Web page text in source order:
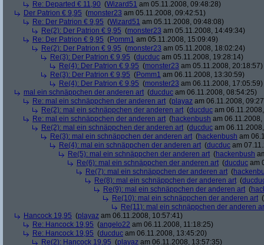
Re: Departed € 11,90 (Wizard51 am 05.11.2008, 09:48:28)
Der Patrion € 9,95 (monster23 am 05.11.2008, 09:42:51)
Re: Der Patrion € 9,95 (Wizard51 am 05.11.2008, 09:48:08)
Re(2): Der Patrion € 9,95 (monster23 am 05.11.2008, 14:49:34)
Re: Der Patrion € 9,95 (Pomm1 am 05.11.2008, 15:09:49)
Re(2): Der Patrion € 9,95 (monster23 am 05.11.2008, 18:02:24)
Re(3): Der Patrion € 9,95 (ducduc am 05.11.2008, 19:28:14)
Re(4): Der Patrion € 9,95 (monster23 am 05.11.2008, 20:18:57)
Re(3): Der Patrion € 9,95 (Pomm1 am 06.11.2008, 13:30:59)
Re(4): Der Patrion € 9,95 (monster23 am 06.11.2008, 17:05:59)
mal ein schnäppchen der anderen art (ducduc am 06.11.2008, 08:54:25)
Re: mal ein schnäppchen der anderen art (playaz am 06.11.2008,
Re(2): mal ein schnäppchen der anderen art (ducduc am
Re: mal ein schnäppchen der anderen art (hackenbush am
Re(2): mal ein schnäppchen der anderen art (ducduc am
Re(3): mal ein schnäppchen der anderen art (hackenbush am
Re(4): mal ein schnäppchen der anderen art (ducduc am
Re(5): mal ein schnäppchen der anderen art (hackenbush
Re(6): mal ein schnäppchen der anderen art (ducduc am
Re(7): mal ein schnäppchen der anderen art (
Re(8): mal ein schnäppchen der anderen art (
Re(9): mal ein schnäppchen der anderen art (
Re(10): mal ein schnäppchen der anderen art (
Re(11): mal ein schnäppchen der anderen
Hancock 19,95 (playaz am 06.11.2008, 10:57:41)
Re: Hancock 19,95 (angelo22 am 06.11.2008, 11:18:25)
Re: Hancock 19,95 (ducduc am 06.11.2008, 13:45:20)
Re(2): Hancock 19,95 (playaz am 06.11.2008, 13:57:35)